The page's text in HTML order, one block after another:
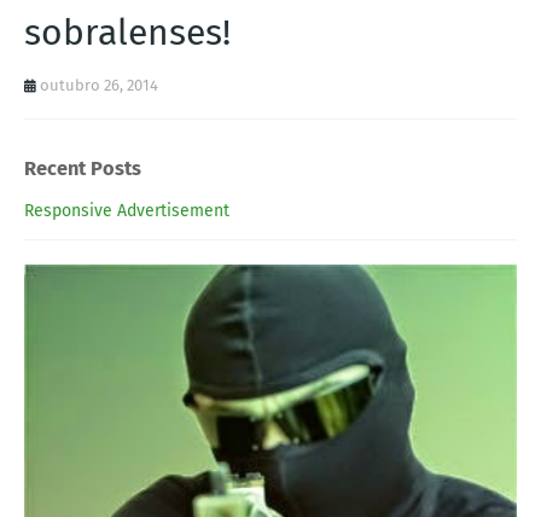
sobralenses!
outubro 26, 2014
Recent Posts
Responsive Advertisement